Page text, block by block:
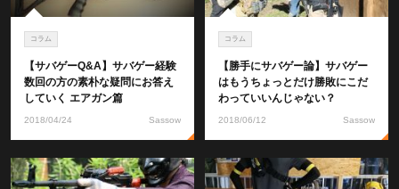
コラム
【サバゲーQ&A】サバゲー経験
数回の方の素朴な疑問にお答え
していく エアガン篇
2018/04/24 Sassow
コラム
【勝手にサバゲー論】サバゲー
はもうちょっとだけ勝敗にこだ
わっていいんじゃない？
2018/06/12 Sassow